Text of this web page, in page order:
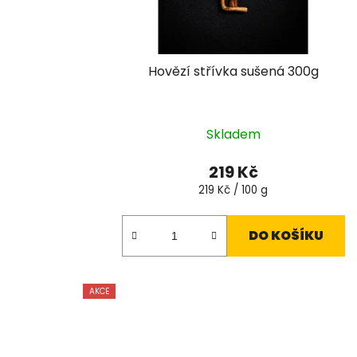
Hovězí střívka sušená 300g
Skladem
219 Kč
Měrná
219 Kč / 100 g
DO KOŠÍKU
AKCE